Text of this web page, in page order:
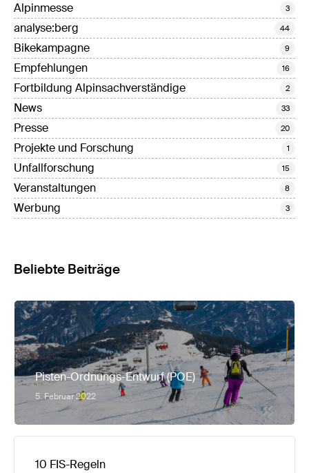
Alpinmesse 3
analyse:berg 44
Bikekampagne 9
Empfehlungen 16
Fortbildung Alpinsachverständige 2
News 33
Presse 20
Projekte und Forschung 1
Unfallforschung 15
Veranstaltungen 8
Werbung 3
Beliebte Beiträge
Pisten-Ordnungs-Entwurf (POE)
5. Februar 2022
10 FIS-Regeln